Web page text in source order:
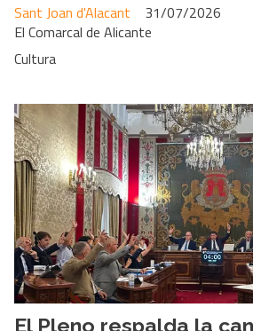
El Comarcal de Alicante
Sant Joan d'Alacant 31/07/2026
Cultura
El Pleno respalda la